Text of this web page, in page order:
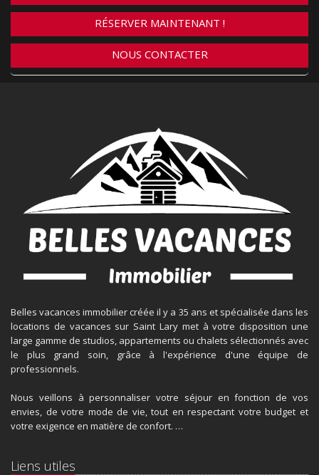
RÉSERVER MAINTENANT !
NOUS CONTACTER
Belles vacances immobilier créée il y a 35 ans et spécialisée dans les
locations de vacances sur Saint Lary met à votre disposition une
large gamme de studios, appartements ou chalets sélectionnés avec
le plus grand soin, grâce à l'expérience d'une équipe de
professionnels.
Nous veillons à personnaliser votre séjour en fonction de vos
envies, de votre mode de vie, tout en respectant votre budget et
votre exigence en matière de confort. …
Liens utiles